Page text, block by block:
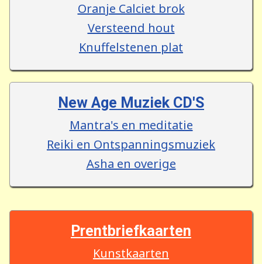
Oranje Calciet brok
Versteend hout
Knuffelstenen plat
New Age Muziek CD'S
Mantra's en meditatie
Reiki en Ontspanningsmuziek
Asha en overige
Prentbriefkaarten
Kunstkaarten